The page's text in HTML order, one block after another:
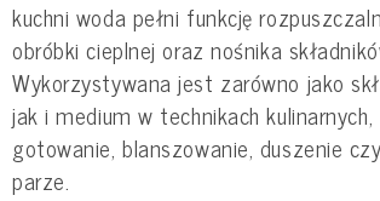
kuchni woda pełni funkcję
obróbki cieplnej oraz nośnika
Wykorzystywana jest zarówno jako
jak i medium w technikach
gotowanie, blanszowanie, duszenie
parze.